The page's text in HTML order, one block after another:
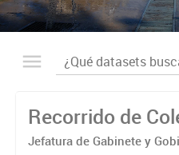
Recorrido de
Jefatura de Gabinete y